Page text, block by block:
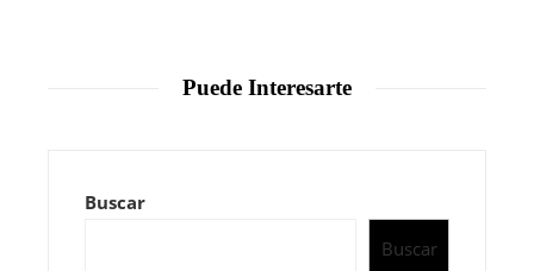
Puede Interesarte
Buscar
Buscar